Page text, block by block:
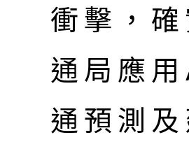
衝擊，
通局應
通預測